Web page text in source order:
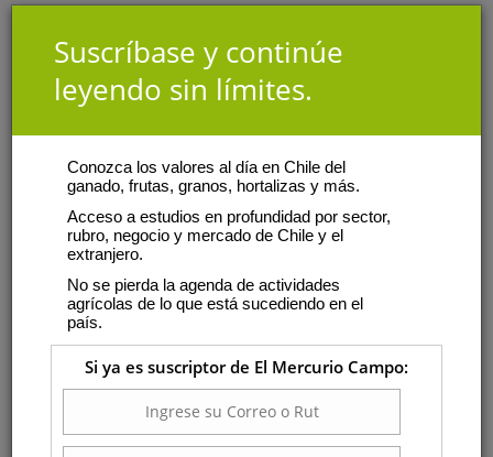
Suscríbase y continúe
leyendo sin límites.
Conozca los valores al día en Chile del
ganado, frutas, granos, hortalizas y más.
Acceso a estudios en profundidad por sector,
rubro, negocio y mercado de Chile y el
extranjero.
No se pierda la agenda de actividades
agrícolas de lo que está sucediendo en el
país.
Si ya es suscriptor de El Mercurio Campo: